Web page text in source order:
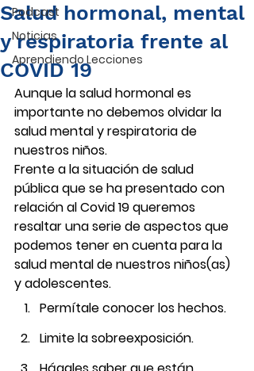
Podcast
Noticias
Aprendiendo Lecciones
Salud hormonal, mental
y respiratoria frente al
COVID 19
Aunque la salud hormonal es
importante no debemos olvidar la
salud mental y respiratoria de
nuestros niños.
Frente a la situación de salud
pública que se ha presentado con
relación al Covid 19 queremos
resaltar una serie de aspectos que
podemos tener en cuenta para la
salud mental de nuestros niños(as)
y adolescentes.
Permítale conocer los hechos.
Limite la sobreexposición.